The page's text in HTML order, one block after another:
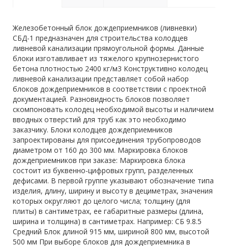
Железобетонный блок дождеприемников (ливневки)
CБД-1 предназначен для строительства колодцев
ливневой канализации прямоугольной формы. Данные
блоки изготавливает из тяжелого крупнозернистого
бетона плотностью 2400 кг/м3 Конструктивно колодец
ливневой канализации представляет собой набор
блоков дождеприемников в соответствии с проектной
документацией. Разновидность блоков позволяет
скомпоновать колодец необходимой высоты и наличием
вводных отверстий для труб как это необходимо
заказчику. Блоки колодцев дождеприемников
запроектированы для присоединения трубопроводов
диаметром от 160 до 300 мм. Маркировка блоков
дождеприемников при заказе: Маркировка блока
состоит из буквенно-цифровых групп, разделенных
дефисами. В первой группе указывают обозначение типа
изделия, длину, ширину и высоту в дециметрах, значения
которых округляют до целого числа; толщину (для
плиты) в сантиметрах, ее габаритные размеры (длина,
ширина и толщина) в сантиметрах. Например: CБ 9.8.5
Средний Блок длиной 915 мм, шириной 800 мм, высотой
500 мм При выборе блоков для дождеприемника в